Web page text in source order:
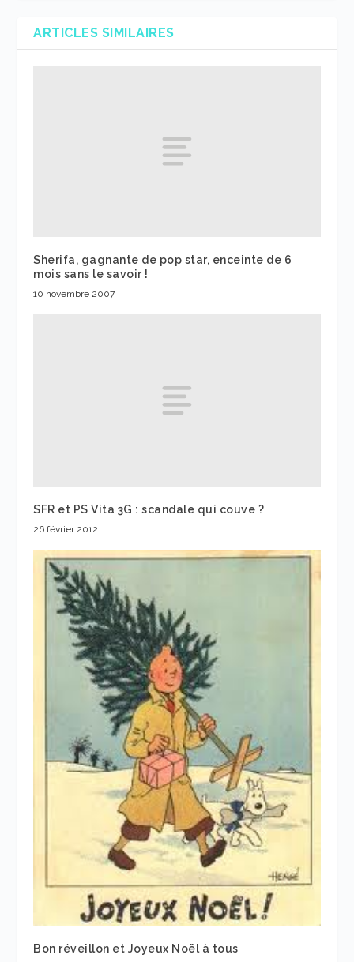
ARTICLES SIMILAIRES
Sherifa, gagnante de pop star, enceinte de 6
mois sans le savoir !
10 novembre 2007
SFR et PS Vita 3G : scandale qui couve ?
26 février 2012
Bon réveillon et Joyeux Noël à tous